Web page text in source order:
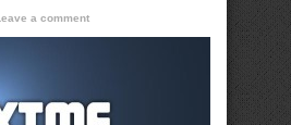
a comment